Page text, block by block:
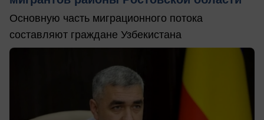
Основную часть миграционного потока
составляют граждане Узбекистана